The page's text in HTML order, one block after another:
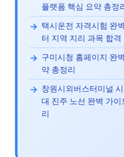
플랫폼 핵심 요약 총정
택시운전 자격시험 완
터 지역 지리 과목 합
구미시청 홈페이지 완
약 총정리
창원시외버스터미널
대 진주 노선 완벽 가
리